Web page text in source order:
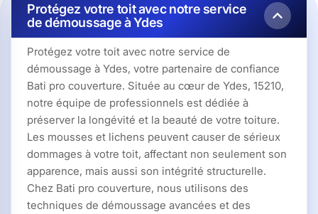
Protégez votre toit avec notre service
de démoussage à Ydes
Protégez votre toit avec notre service de
démoussage à Ydes, votre partenaire de confiance
Bati pro couverture. Située au cœur de Ydes, 15210,
notre équipe de professionnels est dédiée à
préserver la longévité et la beauté de votre toiture.
Les mousses et lichens peuvent causer de sérieux
dommages à votre toit, affectant non seulement son
apparence, mais aussi son intégrité structurelle.
Chez Bati pro couverture, nous utilisons des
techniques de démoussage avancées et des